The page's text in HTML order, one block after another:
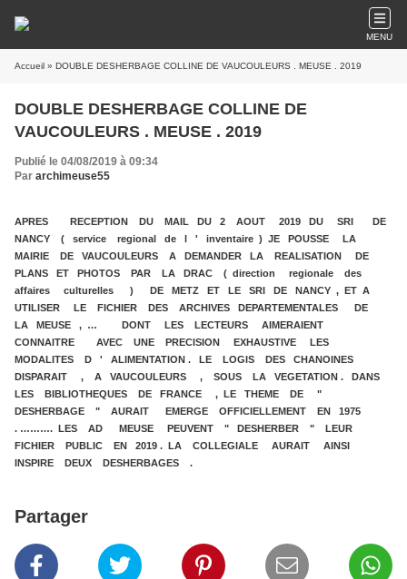
MENU
Accueil » DOUBLE DESHERBAGE COLLINE DE VAUCOULEURS . MEUSE . 2019
DOUBLE DESHERBAGE COLLINE DE
VAUCOULEURS . MEUSE . 2019
Publié le 04/08/2019 à 09:34
Par archimeuse55
APRES RECEPTION DU MAIL DU 2 AOUT 2019 DU SRI DE
NANCY ( service regional de l ' inventaire ) JE POUSSE LA
MAIRIE DE VAUCOULEURS A DEMANDER LA REALISATION DE
PLANS ET PHOTOS PAR LA DRAC ( direction regionale des
affaires culturelles ) DE METZ ET LE SRI DE NANCY , ET A
UTILISER LE FICHIER DES ARCHIVES DEPARTEMENTALES DE
LA MEUSE , … DONT LES LECTEURS AIMERAIENT
CONNAITRE AVEC UNE PRECISION EXHAUSTIVE LES
MODALITES D ' ALIMENTATION . LE LOGIS DES CHANOINES
DISPARAIT , A VAUCOULEURS , SOUS LA VEGETATION . DANS
LES BIBLIOTHEQUES DE FRANCE , LE THEME DE "
DESHERBAGE " AURAIT EMERGE OFFICIELLEMENT EN 1975
. ………. LES AD MEUSE PEUVENT " DESHERBER " LEUR
FICHIER PUBLIC EN 2019 . LA COLLEGIALE AURAIT AINSI
INSPIRE DEUX DESHERBAGES .
Partager